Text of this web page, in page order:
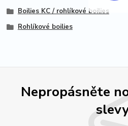
Boilies KC / rohlíkové boilies
Rohlíkové boilies
Nepropásněte